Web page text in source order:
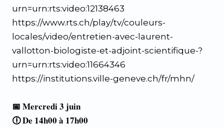
urn=urn:rts:video:12138463
https://www.rts.ch/play/tv/couleurs-
locales/video/entretien-avec-laurent-
vallotton-biologiste-et-adjoint-scientifique-?
urn=urn:rts:video:11664346
https://institutions.ville-geneve.ch/fr/mhn/
📅 Mercredi 3 juin
🕕De 14h00 à 17h00